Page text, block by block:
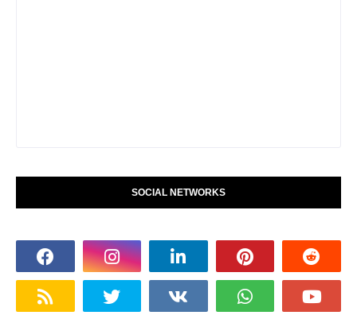
SOCIAL NETWORKS